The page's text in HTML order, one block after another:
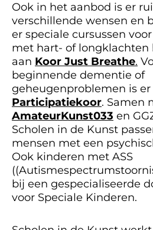
Ook in het aanbod is er
verschillende wensen en
er speciale cursussen
met hart- of longklachten
aan Koor Just Breathe.
beginnende dementie of
geheugenproblemen is er
Participatiekoor. Samen
AmateurKunst033 en
Scholen in de Kunst
mensen met een
Ook kinderen met ASS
bij een gespecialiseerde
voor Speciale Kinderen.